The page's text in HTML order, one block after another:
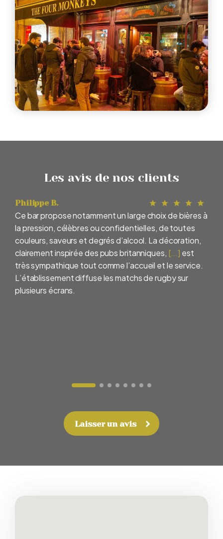
Les avis de nos clients
Philippe B.
Ce bar propose notamment un large choix de bières à
la pression, célèbres ou confidentielles, de toutes
couleurs, saveurs et degrés d’alcool. La décoration,
clairement inspirée des pubs britanniques, [...] est
très sympathique tout comme l’accueil et le service.
L’établissement diffuse les matchs de rugby sur
plusieurs écrans.
Laisser un avis